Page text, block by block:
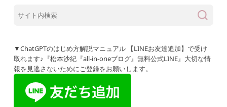
▼ChatGPTのはじめ方解説マニュアル 【LINEお友達追加】で受け
取れます♪『松本沙紀『all-in-oneブログ』無料公式LINE』大切な情
報を見逃さないためにご登録をお願いします。